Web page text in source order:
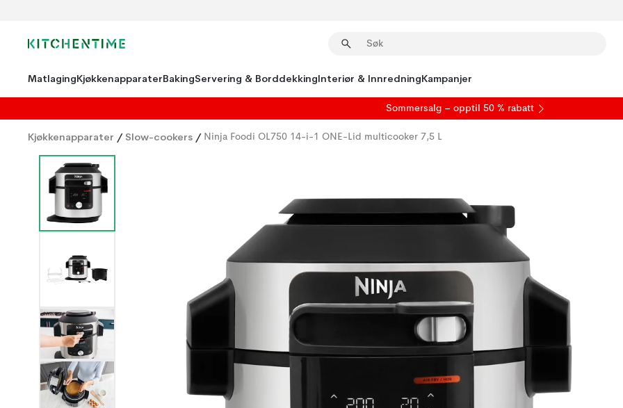
MatlagingKjøkkenapparaterBakingServering & BorddekkingInteriør & InnredningKampanjer
Sommersalg – opptil 50 % rabatt
Kjøkkenapparater / Slow-cookers / Ninja Foodi OL750 14-i-1 ONE-Lid multicooker 7,5 L